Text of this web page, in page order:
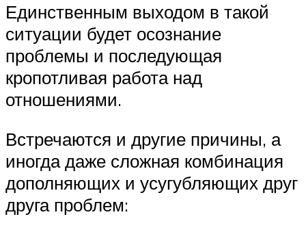
Единственным выходом в такой
ситуации будет осознание
проблемы и последующая
кропотливая работа над
отношениями.
Встречаются и другие причины, а
иногда даже сложная комбинация
дополняющих и усугубляющих друг
друга проблем: